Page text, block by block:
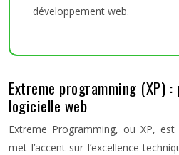
développement web.
Extreme programming (XP)
logicielle web
Extreme Programming, ou XP,
met l’accent sur l’excellence